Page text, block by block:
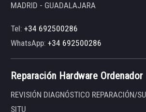
MADRID - GUADALAJARA
Tel:+34 692500286
WhatsApp:+34 692500286
Reparación Hardware Ordenador
REVISIÓN DIAGNÓSTICO REPARACIÓN/
SITU